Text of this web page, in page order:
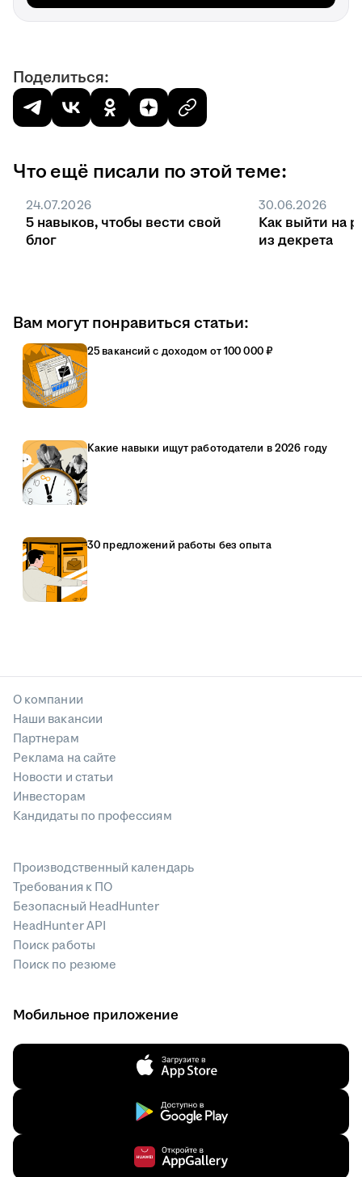
Поделиться:
Что ещё писали по этой теме:
24.07.2026
5 навыков, чтобы вести свой
блог
30.06.2026
Как выйти на
из декрета
Вам могут понравиться статьи:
25 вакансий с доходом от 100 000 ₽
Какие навыки ищут работодатели в 2026 году
30 предложений работы без опыта
О компании
Наши вакансии
Партнерам
Реклама на сайте
Новости и статьи
Инвесторам
Кандидаты по профессиям
Производственный календарь
Требования к ПО
Безопасный HeadHunter
HeadHunter API
Поиск работы
Поиск по резюме
Мобильное приложение